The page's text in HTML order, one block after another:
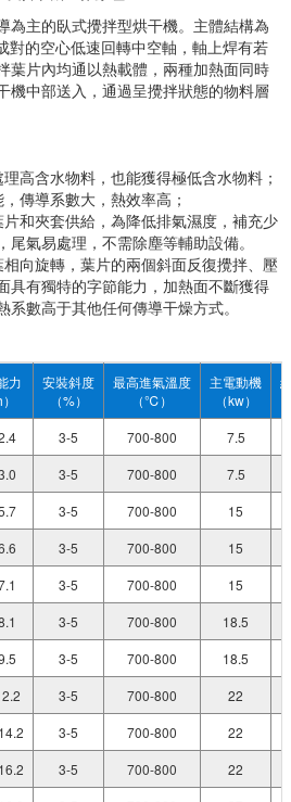
為主的臥式攪拌型烘干機。主體結構為
對的空心低速回轉中空軸，軸上焊有若
葉片內均通以熱載體，兩種加熱面同時
機中部送入，通過呈攪拌狀態的物料層
高含水物料，也能獲得極低含水物料；
傳導系數大，熱效率高；
和夾套供給，為降低排氣濕度，補充少
氣易處理，不需除塵等輔助設備。
向旋轉，葉片的兩個斜面反復攪拌、壓
具有獨特的字節能力，加熱面不斷獲得
數高于其他任何傳導干燥方式。
力
安裝斜度
（%）
最高進氣溫度
（℃）
主電動機
（kw）
3-5 700-800
7.5
3-5 700-800
7.5
3-5 700-800 15
3-5 700-800 15
3-5 700-800 15
3-5 700-800 18.5
3-5 700-800
18.5
3-5 700-800 22
3-5 700-800
22
3-5 700-800
22